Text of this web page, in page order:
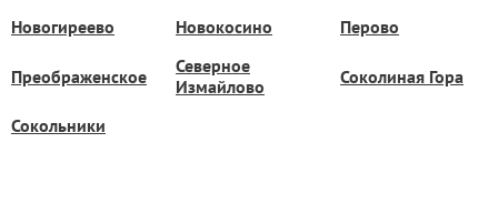
Новогиреево Новокосино Перово
Преображенское
Северное
Измайлово
Соколиная Гора
Сокольники